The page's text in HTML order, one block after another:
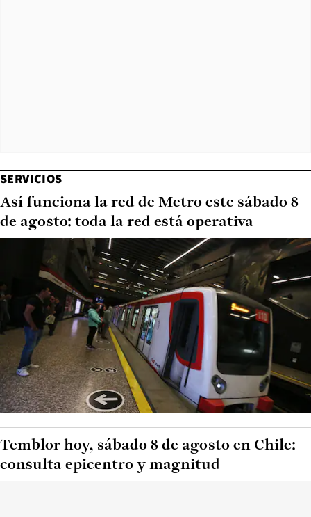
SERVICIOS
Así funciona la red de Metro este sábado 8
de agosto: toda la red está operativa
Temblor hoy, sábado 8 de agosto en Chile:
consulta epicentro y magnitud